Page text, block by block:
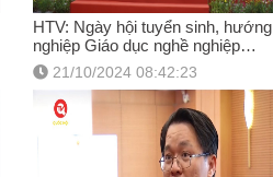
HTV: Ngày hội tuyển sinh, hướng
nghiệp Giáo dục nghề nghiệp
năm 2024
21/10/2024 08:42:23